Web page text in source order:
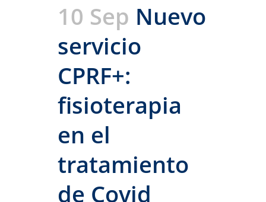
10 Sep Nuevo
servicio
CPRF+:
fisioterapia
en el
tratamiento
de Covid